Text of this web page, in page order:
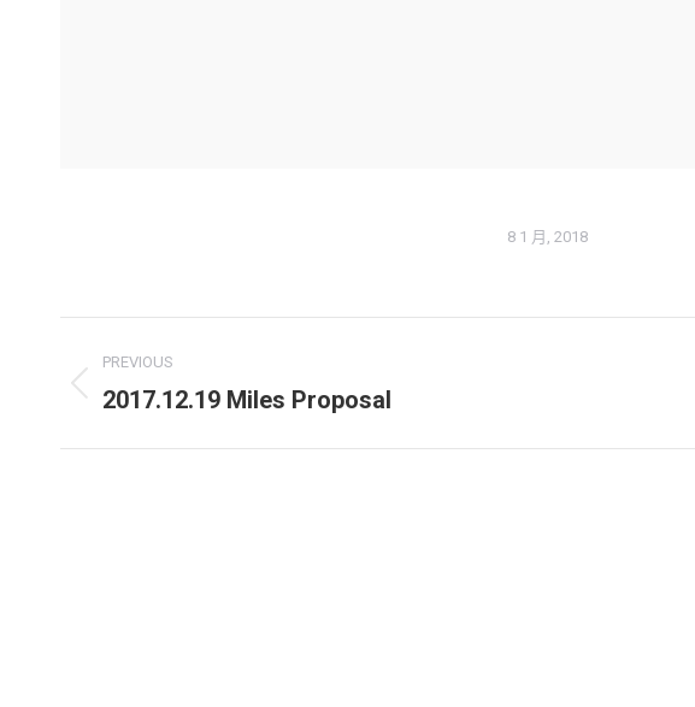
8 1 月, 2018
navigation
PREVIOUS
Previous
2017.12.19 Miles Proposal